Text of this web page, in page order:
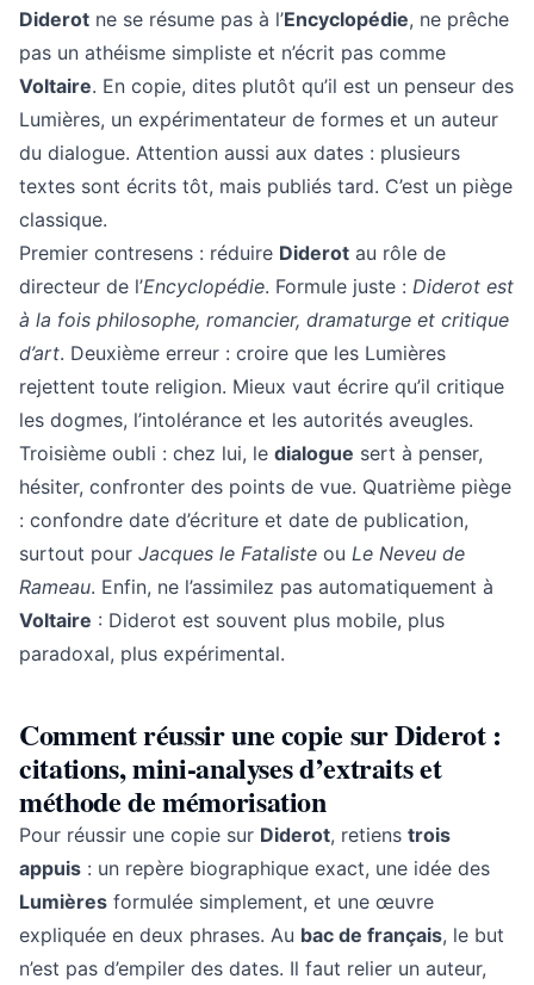
Diderot ne se résume pas à l’Encyclopédie, ne prêche
pas un athéisme simpliste et n’écrit pas comme
Voltaire. En copie, dites plutôt qu’il est un penseur des
Lumières, un expérimentateur de formes et un auteur
du dialogue. Attention aussi aux dates : plusieurs
textes sont écrits tôt, mais publiés tard. C’est un piège
classique.
Premier contresens : réduire Diderot au rôle de
directeur de l’Encyclopédie. Formule juste : Diderot est
à la fois philosophe, romancier, dramaturge et critique
d’art. Deuxième erreur : croire que les Lumières
rejettent toute religion. Mieux vaut écrire qu’il critique
les dogmes, l’intolérance et les autorités aveugles.
Troisième oubli : chez lui, le dialogue sert à penser,
hésiter, confronter des points de vue. Quatrième piège
: confondre date d’écriture et date de publication,
surtout pour Jacques le Fataliste ou Le Neveu de
Rameau. Enfin, ne l’assimilez pas automatiquement à
Voltaire : Diderot est souvent plus mobile, plus
paradoxal, plus expérimental.
Comment réussir une copie sur Diderot :
citations, mini-analyses d’extraits et
méthode de mémorisation
Pour réussir une copie sur Diderot, retiens trois
appuis : un repère biographique exact, une idée des
Lumières formulée simplement, et une œuvre
expliquée en deux phrases. Au bac de français, le but
n’est pas d’empiler des dates. Il faut relier un auteur,